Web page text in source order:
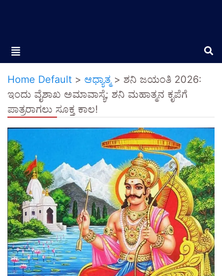
Home Default > ಆಧ್ಯಾತ್ಮ > ​ಶನಿ ಜಯಂತಿ 2026:
ಇಂದು ವೈಶಾಖ ಅಮಾವಾಸ್ಯೆ; ಶನಿ ಮಹಾತ್ಮನ ಕೃಪೆಗೆ
ಪಾತ್ರರಾಗಲು ಸೂಕ್ತ ಕಾಲ!